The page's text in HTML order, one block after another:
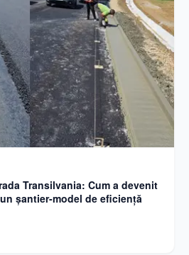
Transilvania: Cum a devenit
șantier-model de eficiență